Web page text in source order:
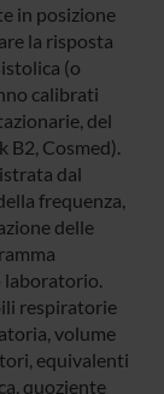
in posizione
la risposta
(o
calibrati
del
B2, Cosmed).
dal
frequenza,
delle
laboratorio.
respiratorie
volume
equivalenti
quoziente